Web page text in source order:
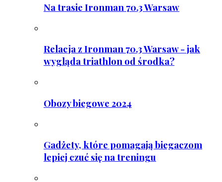
Na trasie Ironman 70.3 Warsaw
Relacja z Ironman 70.3 Warsaw - jak
wygląda triathlon od środka?
Obozy biegowe 2024
Gadżety, które pomagają biegaczom
lepiej czuć się na treningu